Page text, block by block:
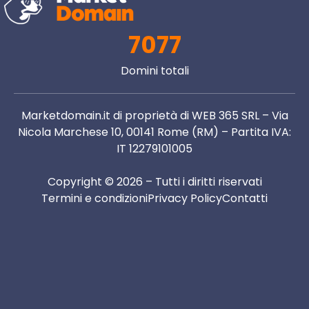
7077
Domini totali
Marketdomain.it di proprietà di WEB 365 SRL – Via
Nicola Marchese 10, 00141 Rome (RM) – Partita IVA:
IT 12279101005
Copyright © 2026 – Tutti i diritti riservati
Termini e condizioniPrivacy PolicyContatti